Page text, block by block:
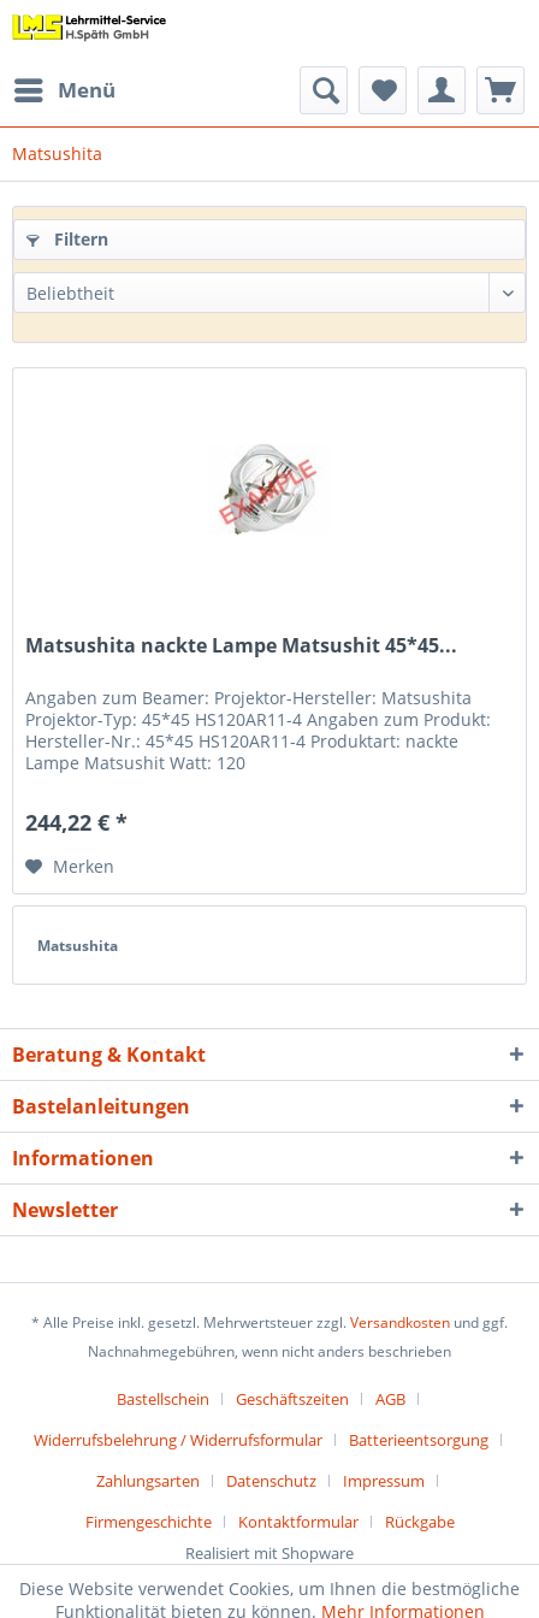
Menü
Matsushita
Filtern
Matsushita nackte Lampe Matsushit 45*45...
Angaben zum Beamer: Projektor-Hersteller: Matsushita
Projektor-Typ: 45*45 HS120AR11-4 Angaben zum Produkt:
Hersteller-Nr.: 45*45 HS120AR11-4 Produktart: nackte
Lampe Matsushit Watt: 120
244,22 € *
Merken
Matsushita
Beratung & Kontakt
Bastelanleitungen
Informationen
Newsletter
* Alle Preise inkl. gesetzl. Mehrwertsteuer zzgl.Versandkosten und ggf.
Nachnahmegebühren, wenn nicht anders beschrieben
Bastellschein Geschäftszeiten
AGB
Widerrufsbelehrung / Widerrufsformular
Batterieentsorgung
Zahlungsarten
Datenschutz
Impressum
Firmengeschichte
Kontaktformular
Rückgabe
Realisiert mit Shopware
Diese Website verwendet Cookies, um Ihnen die bestmögliche
Funktionalität bieten zu können. Mehr Informationen